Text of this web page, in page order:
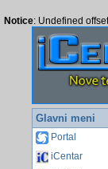
Notice: Undefined
Glavni meni
Portal
iCentar